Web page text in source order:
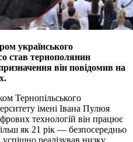
українського
став тернополянин
він повідомив на
Тернопільського
імені Івана Пулюя
технологій він працює
як 21 рік — безпосередньо